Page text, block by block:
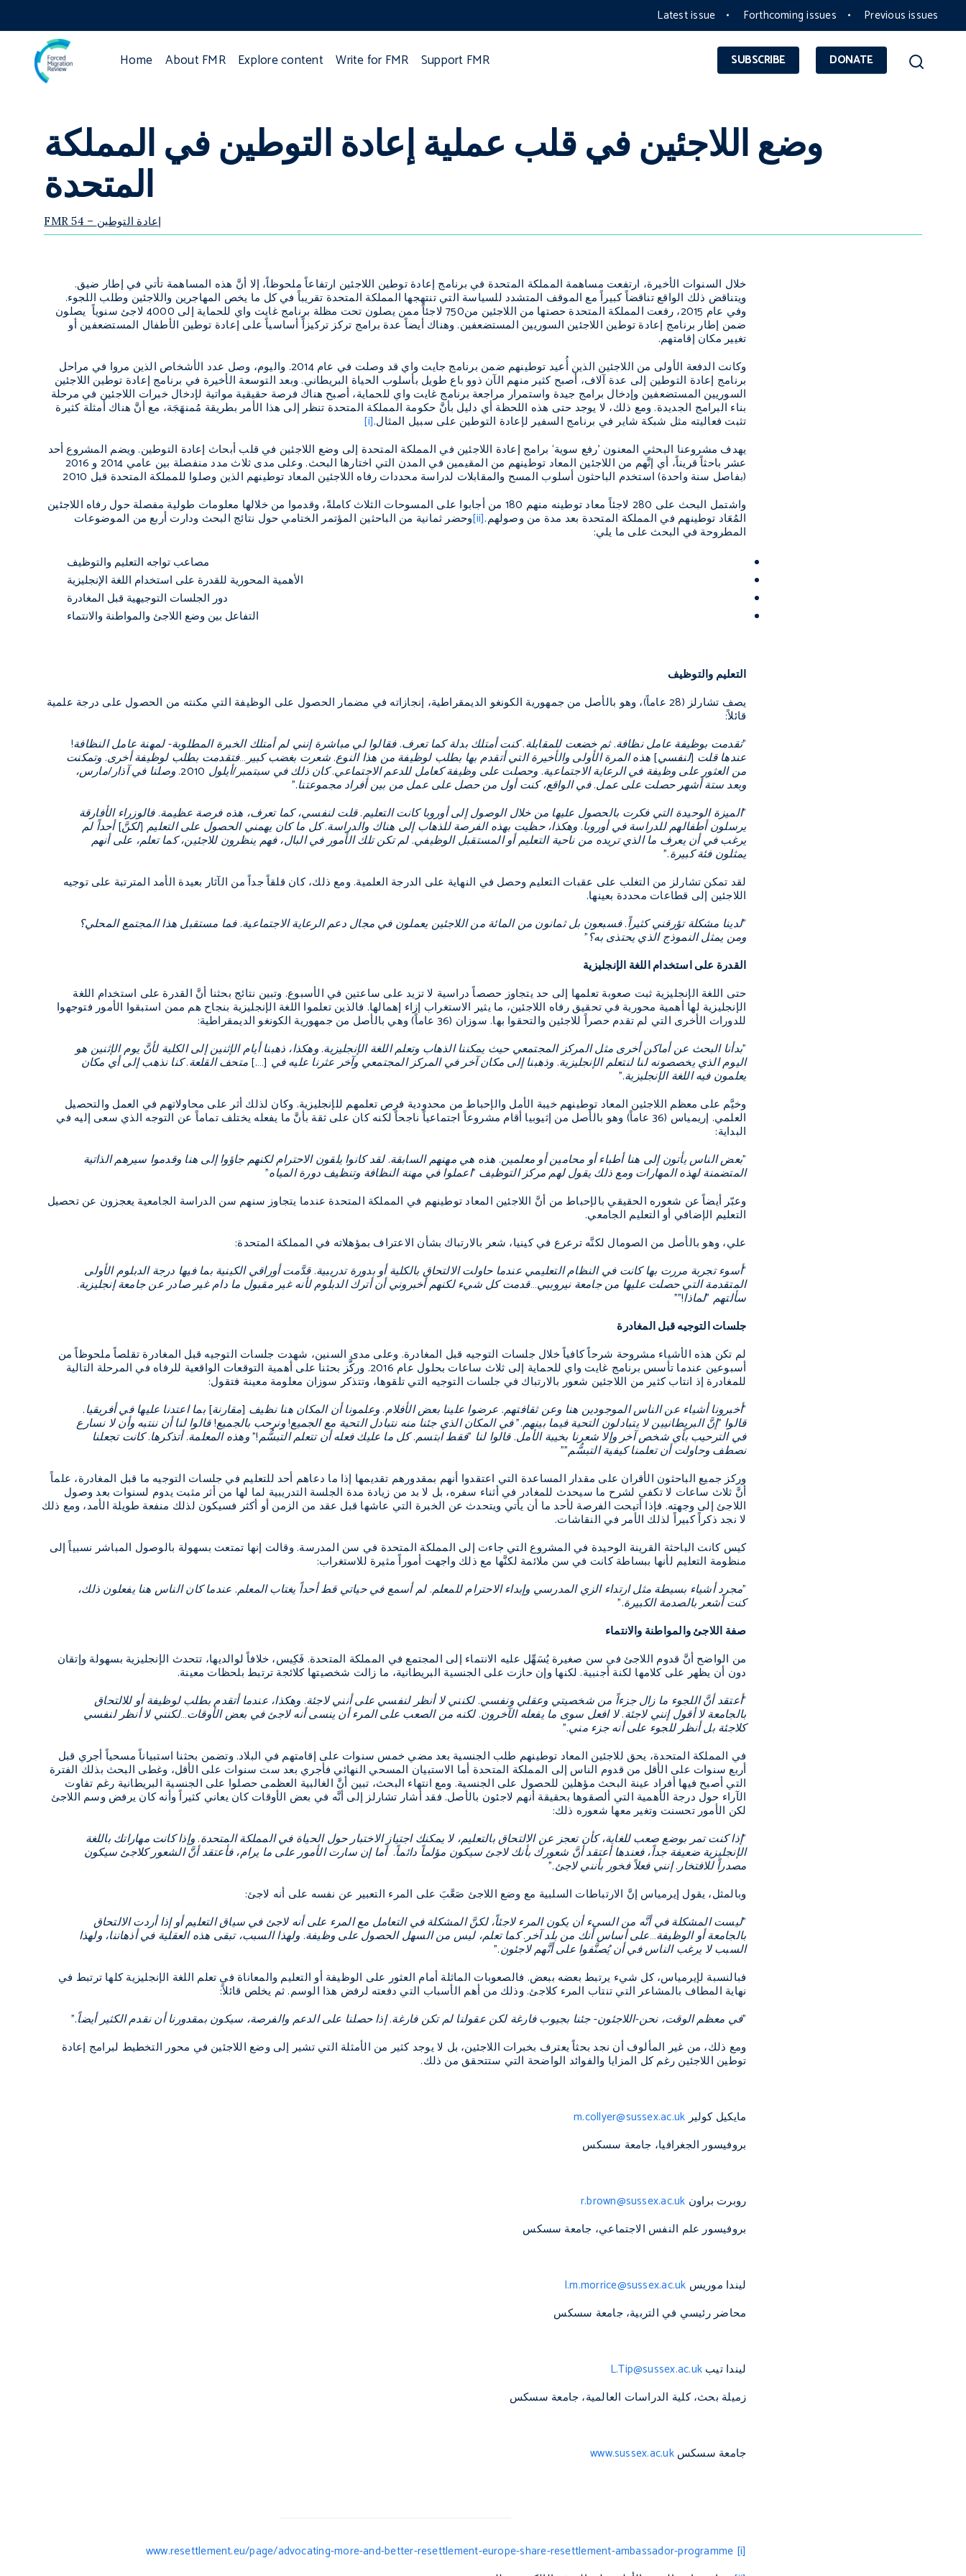
Latest issue Forthcoming issues Previous issues
SUBSCRIBE DONATE
Home About FMR Explore content Write for FMR Support FMR
وضع اللاجئين في قلب عملية إعادة التوطين في المملكة
المتحدة
FMR 54 – إعادة التوطين
خلال السنوات الأخيرة، ارتفعت مساهمة المملكة المتحدة في برنامج إعادة توطين اللاجئين ارتفاعاً ملحوظاً، إلا أنَّ هذه المساهمة تأتي في إطار ضيق.
ويتناقض ذلك الواقع تناقضاً كبيراً مع الموقف المتشدد للسياسة التي تنتهجها المملكة المتحدة تقريباً في كل ما يخص المهاجرين واللاجئين وطلب اللجوء.
وفي عام 2015، رفعت المملكة المتحدة حصتها من اللاجئين من750 لاجئاً ممن يصلون تحت مظلة برنامج غايت واي للحماية إلى 4000 لاجئ سنوياً يصلون
ضمن إطار برنامج إعادة توطين اللاجئين السوريين المستضعفين. وهناك أيضاً عدة برامج تركز تركيزاً أساسياً على إعادة توطين الأطفال المستضعفين أو
تغيير مكان إقامتهم.
وكانت الدفعة الأولى من اللاجئين الذين أُعيد توطينهم ضمن برنامج جايت واي قد وصلت في عام 2014. واليوم، وصل عدد الأشخاص الذين مروا في مراحل
برنامج إعادة التوطين إلى عدة آلاف، أصبح كثير منهم الآن ذوو باع طويل بأسلوب الحياة البريطاني. وبعد التوسعة الأخيرة في برنامج إعادة توطين اللاجئين
السوريين المستضعفين وإدخال برامج جيدة واستمرار مراجعة برنامج غايت واي للحماية، أصبح هناك فرصة حقيقية مواتية لإدخال خبرات اللاجئين في مرحلة
بناء البرامج الجديدة. ومع ذلك، لا يوجد حتى هذه اللحظة أي دليل بأنَّ حكومة المملكة المتحدة تنظر إلى هذا الأمر بطريقة مُمنهَجَة، مع أنَّ هناك أمثلة كثيرة
تثبت فعاليته مثل شبكة شاير في برنامج السفير لإعادة التوطين على سبيل المثال.[i]
يهدف مشروعنا البحثي المعنون ’رفع سوية‘ برامج إعادة اللاجئين في المملكة المتحدة إلى وضع اللاجئين في قلب أبحاث إعادة التوطين. ويضم المشروع أحد
عشر باحثاً قريناً، أي إنَّهم من اللاجئين المعاد توطينهم من المقيمين في المدن التي اختارها البحث. وعلى مدى ثلاث مدد منفصلة بين عامي 2014 و 2016
(بفاصل سنة واحدة) استخدم الباحثون أسلوب المسح والمقابلات لدراسة محددات رفاه اللاجئين المعاد توطينهم الذين وصلوا للمملكة المتحدة قبل 2010
واشتمل البحث على 280 لاجئاً معاد توطينه منهم 180 من أجابوا على المسوحات الثلاث كاملةً، وقدموا من خلالها معلومات طولية مفصلة حول رفاه اللاجئين
المُعَاد توطينهم في المملكة المتحدة بعد مدة من وصولهم.[ii]وحضر ثمانية من الباحثين المؤتمر الختامي حول نتائج البحث ودارت أربع من الموضوعات
المطروحة في البحث على ما يلي:
مصاعب تواجه التعليم والتوظيف
الأهمية المحورية للقدرة على استخدام اللغة الإنجليزية
دور الجلسات التوجيهية قبل المغادرة
التفاعل بين وضع اللاجئ والمواطنة والانتماء
التعليم والتوظيف
يصف تشارلز (28 عاماً)، وهو بالأصل من جمهورية الكونغو الديمقراطية، إنجازاته في مضمار الحصول على الوظيفة التي مكنته من الحصول على درجة علمية
قائلاً:
"تقدمت بوظيفة عامل نظافة. ثم خضعت للمقابلة. كنت أمتلك بدلة كما تعرف. فقالوا لي مباشرة إنني لم أمتلك الخبرة المطلوبة- لمهنة عامل النظافة!
عندها قلت [لنفسي] هذه المرة الأولى والأخيرة التي أتقدم بها بطلب لوظيفة من هذا النوع. شعرت بغضب كبير…فتقدمت بطلب لوظيفة أخرى. وتمكنت
من العثور على وظيفة في الرعاية الاجتماعية. وحصلت على وظيفة كعامل للدعم الاجتماعي. كان ذلك في سبتمبر/أيلول 2010. وصلنا في آذار/مارس،
وبعد ستة أشهر حصلت على عمل. في الواقع، كنت أول من حصل على عمل من بين أفراد مجموعتنا."
"الميزة الوحيدة التي فكرت بالحصول عليها من خلال الوصول إلى أوروبا كانت التعليم. قلت لنفسي، كما تعرف، هذه فرصة عظيمة. فالوزراء الأفارقة
يرسلون أطفالهم للدراسة في أوروبا. وهكذا، حظيت بهذه الفرصة للذهاب إلى هناك والدراسة. كل ما كان يهمني الحصول على التعليم [لكنَّ] أحداً لم
يرغب في أن يعرف ما الذي تريده من ناحية التعليم أو المستقبل الوظيفي. لم تكن تلك الأمور في البال، فهم ينظرون للاجئين، كما تعلم، على أنهم
يمثلون فئة كبيرة."
لقد تمكن تشارلز من التغلب على عقبات التعليم وحصل في النهاية على الدرجة العلمية. ومع ذلك، كان قلقاً جداً من الآثار بعيدة الأمد المترتبة على توجيه
اللاجئين إلى قطاعات محددة بعينها.
"لدينا مشكلة تؤرقني كثيراً. فسبعون بل ثمانون من المائة من اللاجئين يعملون في مجال دعم الرعاية الاجتماعية. فما مستقبل هذا المجتمع المحلي؟
ومن يمثل النموذج الذي يحتذى به؟"
القدرة على استخدام اللغة الإنجليزية
حتى اللغة الإنجليزية ثبت صعوبة تعلمها إلى حد يتجاوز حصصاً دراسية لا تزيد على ساعتين في الأسبوع. وتبين نتائج بحثنا أنَّ القدرة على استخدام اللغة
الإنجليزية لها أهمية محورية في تحقيق رفاه اللاجئين، ما يثير الاستغراب إزاء إهمالها. فالذين تعلموا اللغة الإنجليزية بنجاح هم ممن استبقوا الأمور فتوجهوا
للدورات الأخرى التي لم تقدم حصراً للاجئين والتحقوا بها. سوزان (36 عاماً) وهي بالأصل من جمهورية الكونغو الديمقراطية:
"بدأنا البحث عن أماكن أخرى مثل المركز المجتمعي حيث يمكننا الذهاب وتعلم اللغة الإنجليزية. وهكذا، ذهبنا أيام الإثنين إلى الكلية لأنَّ يوم الإثنين هو
اليوم الذي يخصصونه لنا لنتعلم الإنجليزية. وذهبنا إلى مكان آخر في المركز المجتمعي وآخر عثرنا عليه في [….] متحف القلعة. كنا نذهب إلى أي مكان
يعلمون فيه اللغة الإنجليزية."
وخيَّم على معظم اللاجئين المعاد توطينهم خيبة الأمل والإحباط من محدودية فرص تعلمهم للإنجليزية. وكان لذلك أثر على محاولاتهم في العمل والتحصيل
العلمي. إريمياس (36 عاماً) وهو بالأصل من إثيوبيا أقام مشروعاً اجتماعياً ناجحاً لكنه كان على ثقة بأنَّ ما يفعله يختلف تماماً عن التوجه الذي سعى إليه في
البداية:
"بعض الناس يأتون إلى هنا أطباء أو محامين أو معلمين. هذه هي مهنهم السابقة. لقد كانوا يلقون الاحترام لكنهم جاؤوا إلى هنا وقدموا سيرهم الذاتية
المتضمنة لهذه المهارات ومع ذلك يقول لهم مركز التوظيف "اعملوا في مهنة النظافة وتنظيف دورة المياه"
وعبّر أيضاً عن شعوره الحقيقي بالإحباط من أنَّ اللاجئين المعاد توطينهم في المملكة المتحدة عندما يتجاوز سنهم سن الدراسة الجامعية يعجزون عن تحصيل
التعليم الإضافي أو التعليم الجامعي.
علي، وهو بالأصل من الصومال لكنَّه ترعرع في كينيا، شعر بالارتباك بشأن الاعتراف بمؤهلاته في المملكة المتحدة:
"أسوء تجربة مررت بها كانت في النظام التعليمي عندما حاولت الالتحاق بالكلية أو بدورة تدريبية. قدَّمت أوراقي الكينية بما فيها درجة الدبلوم الأولى
المتقدمة التي حصلت عليها من جامعة نيروببي…قدمت كل شيء لكنهم أخبروني أن أترك الدبلوم لأنه غير مقبول ما دام غير صادر عن جامعة إنجليزية.
سألتهم "لماذا!""
جلسات التوجيه قبل المغادرة
لم تكن هذه الأشياء مشروحة شرحاً كافياً خلال جلسات التوجيه قبل المغادرة. وعلى مدى السنين، شهدت جلسات التوجيه قبل المغادرة تقلصاً ملحوظاً من
أسبوعين عندما تأسس برنامج غايت واي للحماية إلى ثلاث ساعات بحلول عام 2016. وركَّز بحثنا على أهمية التوقعات الواقعية للرفاه في المرحلة التالية
للمغادرة إذ انتاب كثير من اللاجئين شعور بالارتباك في جلسات التوجيه التي تلقوها، وتتذكر سوزان معلومة معينة فتقول:
"أخبرونا أشياء عن الناس الموجودين هنا وعن ثقافتهم. عرضوا علينا بعض الأفلام. وعلمونا أن المكان هنا نظيف [مقارنة] بما اعتدنا عليها في أفريقيا.
قالوا "إنَّ البريطانيين لا يتبادلون التحية فيما بينهم." في المكان الذي جئنا منه نتبادل التحية مع الجميع! ونرحب بالجميع! قالوا لنا أن ننتبه وأن لا نسارع
في الترحيب بأي شخص آخر وإلا شعرنا بخيبة الأمل. قالوا لنا "فقط ابتسم. كل ما عليك فعله أن تتعلم التبسُّم!" وهذه المعلمة. أتذكرها. كانت تجعلنا
نصطف وحاولت أن تعلمنا كيفية التبسُّم""
وركز جميع الباحثون الأقران على مقدار المساعدة التي اعتقدوا أنهم بمقدورهم تقديمها إذا ما دعاهم أحد للتعليم في جلسات التوجيه ما قبل المغادرة، علماً
أنَّ ثلاث ساعات لا تكفي لشرح ما سيحدث للمغادر في أثناء سفره، بل لا بد من زيادة مدة الجلسة التدريبية لما لها من أثر مثبت يدوم لسنوات بعد وصول
اللاجئ إلى وجهته. فإذا أتيحت الفرصة لأحد ما أن يأتي ويتحدث عن الخبرة التي عاشها قبل عقد من الزمن أو أكثر فسيكون لذلك منفعة طويلة الأمد، ومع ذلك
لا نجد ذكراً كبيراً لذلك الأمر في النقاشات.
كيس كانت الباحثة القرينة الوحيدة في المشروع التي جاءت إلى المملكة المتحدة في سن المدرسة. وقالت إنها تمتعت بسهولة بالوصول المباشر نسبياً إلى
منظومة التعليم لأنها ببساطة كانت في سن ملائمة لكنَّها مع ذلك واجهت أموراً مثيرة للاستغراب:
"مجرد أشياء بسيطة مثل ارتداء الزي المدرسي وإبداء الاحترام للمعلم. لم أسمع في حياتي قط أحداً يغتاب المعلم. عندما كان الناس هنا يفعلون ذلك،
كنت أشعر بالصدمة الكبيرة."
صفة اللاجئ والمواطنة والانتماء
من الواضح أنَّ قدوم اللاجئ في سن صغيرة يُسَهِّل عليه الانتماء إلى المجتمع في المملكة المتحدة. فَكِيس، خلافاً لوالديها، تتحدث الإنجليزية بسهولة وإتقان
دون أن يظهر على كلامها لكنة أجنبية. لكنها وإن حازت على الجنسية البريطانية، ما زالت شخصيتها كلائجة ترتبط بلحظات معينة.
"أعتقد أنَّ اللجوء ما زال جزءاً من شخصيتي وعقلي ونفسي. لكنني لا أنظر لنفسي على أنني لاجئة. وهكذا، عندما أتقدم بطلب لوظيفة أو للالتحاق
بالجامعة لا أقول إنني لاجئة. لا افعل سوى ما يفعله الآخرون. لكنه من الصعب على المرء أن ينسى أنه لاجئ في بعض الأوقات…لكنني لا أنظر لنفسي
كلاجئة بل أنظر للجوء على أنه جزء مني."
في المملكة المتحدة، يحق للاجئين المعاد توطينهم طلب الجنسية بعد مضي خمس سنوات على إقامتهم في البلاد. وتضمن بحثنا استبياناً مسحياً أجري قبل
أربع سنوات على الأقل من قدوم الناس إلى المملكة المتحدة أما الاستبيان المسحي النهائي فأجري بعد ست سنوات على الأقل، وغطى البحث بذلك الفترة
التي أصبح فيها أفراد عينة البحث مؤهلين للحصول على الجنسية. ومع انتهاء البحث، تبين أنَّ الغالبية العظمى حصلوا على الجنسية البريطانية رغم تفاوت
الآراء حول درجة الأهمية التي ألصقوها بحقيقة أنهم لاجئون بالأصل. فقد أشار تشارلز إلى أنَّه في بعض الأوقات كان يعاني كثيراً وأنه كان يرفض وسم اللاجئ
لكن الأمور تحسنت وتغير معها شعوره ذلك:
"إذا كنت تمر بوضع صعب للغاية، كأن تعجز عن الالتحاق بالتعليم، لا يمكنك اجتياز الاختبار حول الحياة في المملكة المتحدة. وإذا كانت مهاراتك باللغة
الإنجليزية ضعيفة جداً، فعندها أعتقد أنَّ شعورك بأنك لاجئ سيكون مؤلماً دائماً. أما إن سارت الأمور على ما يرام، فأعتقد أنَّ الشعور كلاجئ سيكون
مصدراً للافتخار. إنني فعلاً فخور بأنني لاجئ."
وبالمثل، يقول إيرمياس إنَّ الارتباطات السلبية مع وضع اللاجئ صَعَّبَ على المرء التعبير عن نفسه على أنه لاجئ:
"ليست المشكلة في أنَّه من السيء أن يكون المرء لاجئاً، لكنَّ المشكلة في التعامل مع المرء على أنه لاجئ في سياق التعليم أو إذا أردت الالتحاق
بالجامعة أو الوظيفة…على أساس أنك من بلد آخر. كما تعلم، ليس من السهل الحصول على وظيفة. ولهذا السبب، تبقى هذه العقلية في أذهاننا، ولهذا
السبب لا يرغب الناس في أن يُصنَّفوا على أنَّهم لاجئون."
فبالنسبة لإيرمياس، كل شيء يرتبط بعضه ببعض. فالصعوبات الماثلة أمام العثور على الوظيفة أو التعليم والمعاناة في تعلم اللغة الإنجليزية كلها ترتبط في
نهاية المطاف بالمشاعر التي تنتاب المرء كلاجئ. وذلك من أهم الأسباب التي دفعته لرفض هذا الوسم. ثم يخلص قائلاً:
"في معظم الوقت، نحن-اللاجئون- جئنا بجيوب فارغة لكن عقولنا لم تكن فارغة. إذا حصلنا على الدعم والفرصة، سيكون بمقدورنا أن نقدم الكثير أيضاً."
ومع ذلك، من غير المألوف أن نجد بحثاً يعترف بخبرات اللاجئين، بل لا يوجد كثير من الأمثلة التي تشير إلى وضع اللاجئين في محور التخطيط لبرامج إعادة
توطين اللاجئين رغم كل المزايا والفوائد الواضحة التي ستتحقق من ذلك.
مايكيل كولير m.collyer@sussex.ac.uk
بروفيسور الجغرافيا، جامعة سسكس
روبرت براون r.brown@sussex.ac.uk
بروفيسور علم النفس الاجتماعي، جامعة سسكس
ليندا موريس l.m.morrice@sussex.ac.uk
محاضر رئيسي في التربية، جامعة سسكس
ليندا تيب L.Tip@sussex.ac.uk
زميلة بحث، كلية الدراسات العالمية، جامعة سسكس
جامعة سسكسwww.sussex.ac.uk
[i]
www.resettlement.eu/page/advocating-more-and-better-resettlement-europe-share-resettlement-ambassador-programme